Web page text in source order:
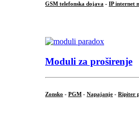
GSM telefonska dojava - IP internet
Moduli za proširenje
Zonsko - PGM - Napajanje - Ripiter